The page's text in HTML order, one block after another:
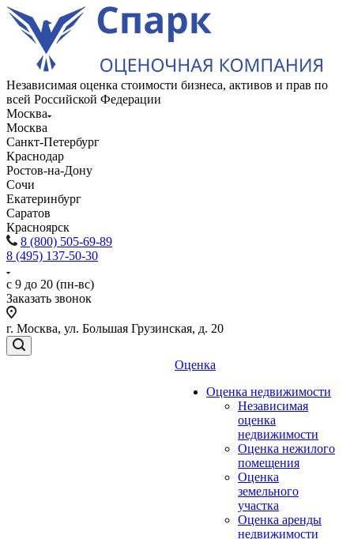
Независимая оценка стоимости бизнеса, активов и прав по
всей Российской Федерации
Москва
Москва
Санкт-Петербург
Краснодар
Ростов-на-Дону
Сочи
Екатеринбург
Саратов
Красноярск
8 (800) 505-69-89
8 (495) 137-50-30
с 9 до 20 (пн-вс)
Заказать звонок
г. Москва, ул. Большая Грузинская, д. 20
Оценка
Оценка недвижимости
Независимая
оценка
недвижимости
Оценка нежилого
помещения
Оценка
земельного
участка
Оценка аренды
недвижимости